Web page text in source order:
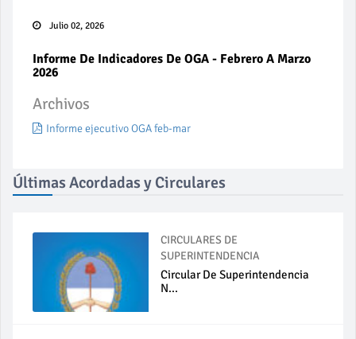
Julio 02, 2026
Informe De Indicadores De OGA - Febrero A Marzo
2026
Archivos
Informe ejecutivo OGA feb-mar
Últimas Acordadas y Circulares
CIRCULARES DE
SUPERINTENDENCIA
Circular De Superintendencia
N...